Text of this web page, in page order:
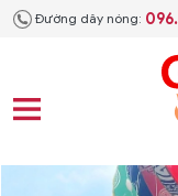
Đường dây nóng: